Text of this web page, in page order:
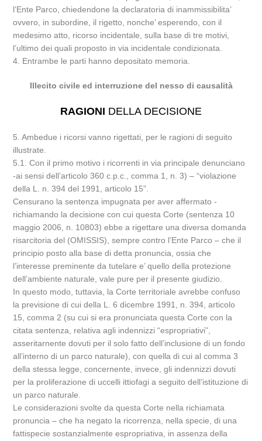
l’Ente Parco, chiedendone la declaratoria di inammissibilita’
ovvero, in subordine, il rigetto, nonche’ esperendo, con il
medesimo atto, ricorso incidentale, sulla base di tre motivi,
l’ultimo dei quali proposto in via incidentale condizionata.
4. Entrambe le parti hanno depositato memoria.
Illecito civile ed interruzione del nesso di causalità
RAGIONI DELLA DECISIONE
5. Ambedue i ricorsi vanno rigettati, per le ragioni di seguito
illustrate.
5.1. Con il primo motivo i ricorrenti in via principale denunciano
-ai sensi dell’articolo 360 c.p.c., comma 1, n. 3) – “violazione
della L. n. 394 del 1991, articolo 15”.
Censurano la sentenza impugnata per aver affermato -
richiamando la decisione con cui questa Corte (sentenza 10
maggio 2006, n. 10803) ebbe a rigettare una diversa domanda
risarcitoria del (OMISSIS), sempre contro l’Ente Parco – che il
principio posto alla base di detta pronuncia, ossia che
l’interesse preminente da tutelare e’ quello della protezione
dell’ambiente naturale, vale pure per il presente giudizio.
In questo modo, tuttavia, la Corte territoriale avrebbe confuso
la previsione di cui della L. 6 dicembre 1991, n. 394, articolo
15, comma 2 (su cui si era pronunciata questa Corte con la
citata sentenza, relativa agli indennizzi “espropriativi”,
asseritarnente dovuti per il solo fatto dell’inclusione di un fondo
all’interno di un parco naturale), con quella di cui al comma 3
della stessa legge, concernente, invece, gli indennizzi dovuti
per la proliferazione di uccelli ittiofagi a seguito dell’istituzione di
un parco naturale.
Le considerazioni svolte da questa Corte nella richiamata
pronuncia – che ha negato la ricorrenza, nella specie, di una
fattispecie sostanzialmente espropriativa, in assenza della